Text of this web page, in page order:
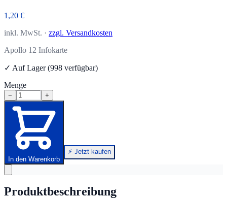
1,20 €
inkl. MwSt. · zzgl. Versandkosten
Apollo 12 Infokarte
✓ Auf Lager (998 verfügbar)
Menge
− +
In den Warenkorb
⚡ Jetzt kaufen
Produktbeschreibung